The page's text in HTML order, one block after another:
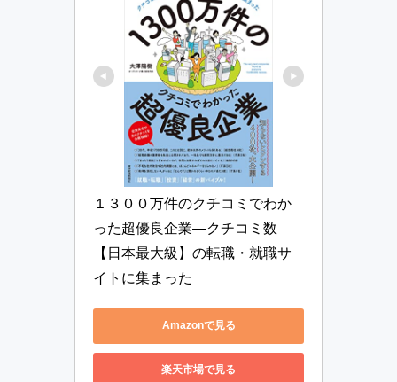
１３００万件のクチコミでわか
った超優良企業―クチコミ数
【日本最大級】の転職・就職サ
イトに集まった
Amazonで見る
楽天市場で見る